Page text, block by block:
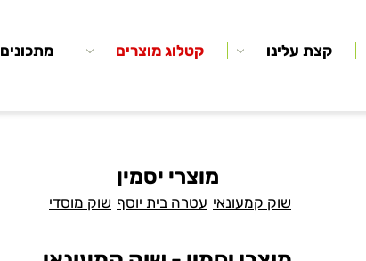
קצת עלינו קטלוג מוצרים מתכונים
מוצרי יסמין
שוק קמעונאי עטרה בית יוסף שוק מוסדי